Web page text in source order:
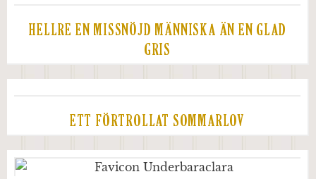
HELLRE EN MISSNÖJD MÄNNISKA ÄN EN GLAD
GRIS
ETT FÖRTROLLAT SOMMARLOV